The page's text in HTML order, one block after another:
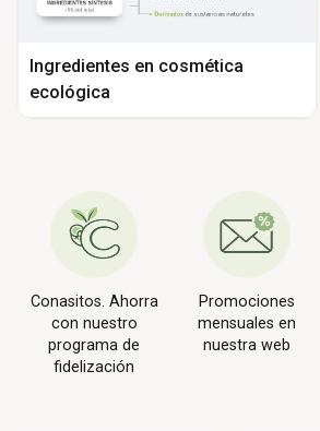
Ingredientes en cosmética
ecológica
Conasitos. Ahorra
con nuestro
programa de
fidelización
Promociones
mensuales en
nuestra web